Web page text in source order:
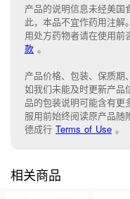
产品的说明信息未经美国
此，本品不宜作药用注
用处方药物者请在使用前
款 。
产品价格、包装、保质期
如我们未能及时更新产品
品的包装说明可能含有更
服用前始终阅读原产品随
德成行 Terms of Use 。
相关商品